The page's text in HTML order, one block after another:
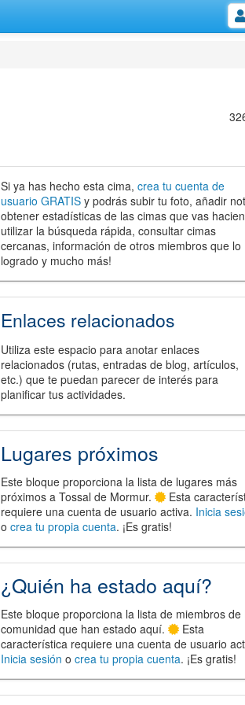
Si ya has hecho esta cima,crea tu cuenta de
usuario GRATIS y podrás subir tu foto, añadir
obtener estadísticas de las cimas que vas
utilizar la búsqueda rápida, consultar cimas
cercanas, información de otros miembros que lo
logrado y mucho más!
Enlaces relacionados
Utiliza este espacio para anotar enlaces
relacionados (rutas, entradas de blog, artículos,
etc.) que te puedan parecer de interés para
planificar tus actividades.
Lugares próximos
Este bloque proporciona la lista de lugares más
próximos a Tossal de Mormur.
Esta
requiere una cuenta de usuario activa. Inicia
ocrea tu propia cuenta. ¡Es gratis!
¿Quién ha estado aquí?
Este bloque proporciona la lista de miembros de
comunidad que han estado aquí.
Esta
característica requiere una cuenta de usuario
Inicia sesión ocrea tu propia cuenta. ¡Es gratis!